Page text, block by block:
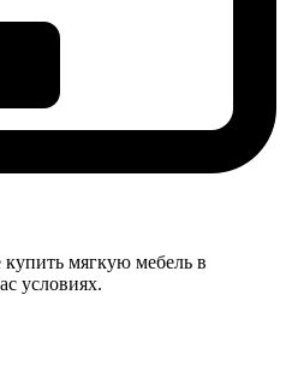
мягкую мебель в
условиях.